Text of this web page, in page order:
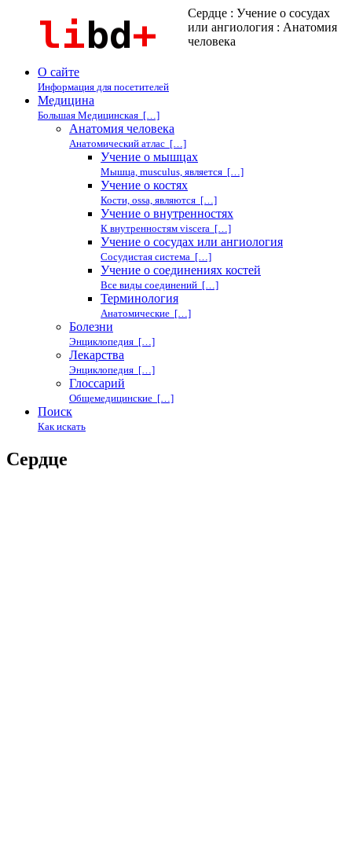
Сердце : Учение о сосудах
или ангиология : Анатомия
человека
О сайте
Информация для посетителей
Медицина
Большая Медицинская […]
Анатомия человека
Анатомический атлас […]
Учение о мышцах
Мышца, musculus, является […]
Учение о костях
Кости, ossa, являются […]
Учение о внутренностях
К внутренностям viscera […]
Учение о сосудах или ангиология
Сосудистая система […]
Учение о соединениях костей
Все виды соединений […]
Терминология
Анатомические […]
Болезни
Энциклопедия […]
Лекарства
Энциклопедия […]
Глоссарий
Общемедицинские […]
Поиск
Как искать
Сердце